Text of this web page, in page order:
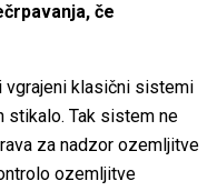
če
vgrajeni klasični sistemi
stikalo. Tak sistem ne
za nadzor ozemljitve
ozemljitve